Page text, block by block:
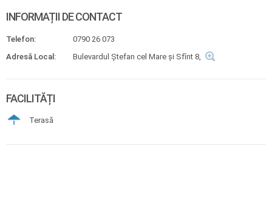
INFORMAȚII DE CONTACT
Telefon:
0790 26 073
Adresă Local:
Bulevardul Ștefan cel Mare și Sfînt 8,
FACILITĂȚI
Terasă